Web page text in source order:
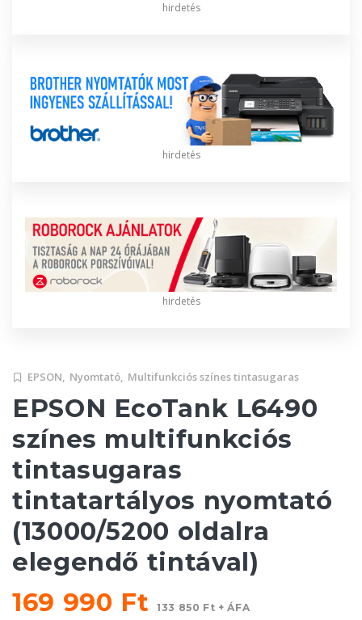
hirdetés
hirdetés
hirdetés
EPSON, Nyomtató, Multifunkciós színes tintasugaras
EPSON EcoTank L6490
színes multifunkciós
tintasugaras
tintatartályos nyomtató
(13000/5200 oldalra
elegendő tintával)
169 990 Ft133 850 Ft + ÁFA